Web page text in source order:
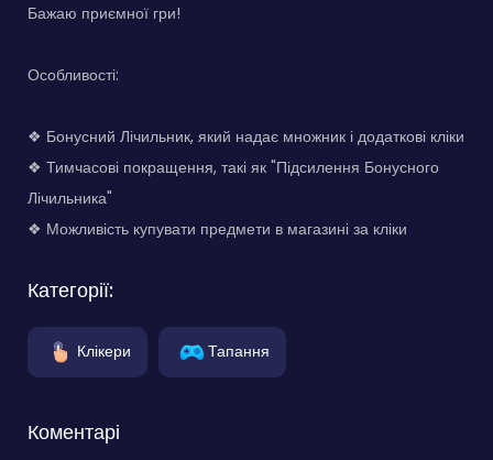
Бажаю приємної гри!
Особливості:
❖ Бонусний Лічильник, який надає множник і додаткові кліки
❖ Тимчасові покращення, такі як "Підсилення Бонусного
Лічильника"
❖ Можливість купувати предмети в магазині за кліки
Категорії:
Клікери Тапання
Коментарі